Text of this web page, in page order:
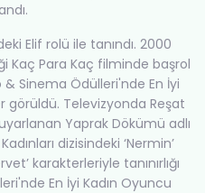
Elif rolü ile tanındı. 2000
Kaç Para Kaç filminde başrol
& Sinema Ödülleri'nde En İyi
görüldü. Televizyonda Reşat
Yaprak Dökümü adlı
dizisindeki ‘Nermin’
karakterleriyle tanınırlığı
En İyi Kadın Oyuncu